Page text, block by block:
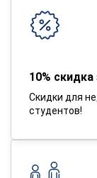
10%
Скидки для
студентов!